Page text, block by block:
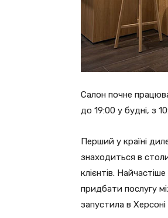
Салон почне
до 19:00 у будні, з
Перший у країні
знаходиться в
клієнтів.
придбати послугу
запустила в